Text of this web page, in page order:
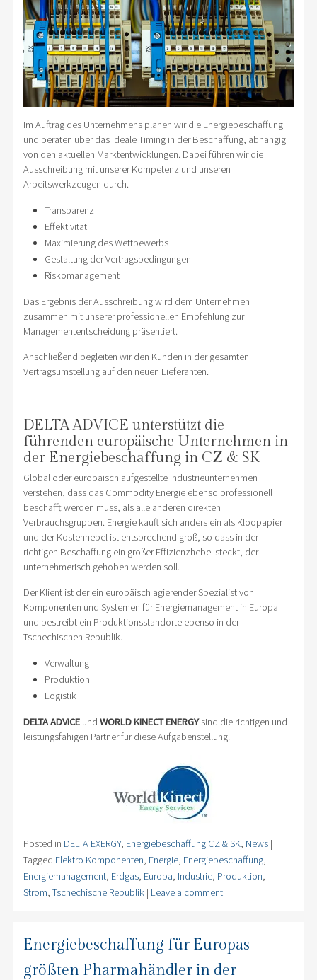
Im Auftrag des Unternehmens planen wir die Energiebeschaffung
und beraten über das ideale Timing in der Beschaffung, abhängig
von den aktuellen Marktentwicklungen. Dabei führen wir die
Ausschreibung mit unserer Kompetenz und unseren
Arbeitswerkzeugen durch.
Transparenz
Effektivität
Maximierung des Wettbewerbs
Gestaltung der Vertragsbedingungen
Riskomanagement
Das Ergebnis der Ausschreibung wird dem Unternehmen
zusammen mit unserer professionellen Empfehlung zur
Managemententscheidung präsentiert.
Anschließend begleiten wir den Kunden in der gesamten
Vertragsumstellung auf den neuen Lieferanten.
DELTA ADVICE unterstützt die
führenden europäische Unternehmen in
der Energiebeschaffung in CZ & SK
Global oder europäisch aufgestellte Industrieunternehmen
verstehen, dass das Commodity Energie ebenso professionell
beschafft werden muss, als alle anderen direkten
Verbrauchsgruppen. Energie kauft sich anders ein als Kloopapier
und der Kostenhebel ist entsprechend groß, so dass in der
richtigen Beschaffung ein großer Effizienzhebel steckt, der
unternehmerisch gehoben werden soll.
Der Klient ist der ein europäisch agierender Spezialist von
Komponenten und Systemen für Energiemanagement in Europa
und bestreibt ein Produktionsstandorte ebenso in der
Tschechischen Republik.
Verwaltung
Produktion
Logistik
DELTA ADVICEund WORLD KINECT ENERGYsind die richtigen und
leistungsfähigen Partner für diese Aufgabenstellung.
Posted in DELTA EXERGY, Energiebeschaffung CZ & SK, News |
Tagged Elektro Komponenten, Energie, Energiebeschaffung,
Energiemanagement, Erdgas, Europa, Industrie, Produktion,
Strom, Tschechische Republik | Leave a comment
Energiebeschaffung für Europas
größten Pharmahändler in der